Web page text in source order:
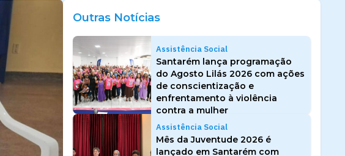
Outras Notícias
Assistência Social
Santarém lança programação
do Agosto Lilás 2026 com ações
de conscientização e
enfrentamento à violência
contra a mulher
Assistência Social
Mês da Juventude 2026 é
lançado em Santarém com